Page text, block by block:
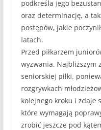
podkreśla jego
oraz determinację, a
postępów, jakie
latach.
Przed piłkarzem
wyzwania. Najbliższym
seniorskiej piłki,
rozgrywkach
kolejnego kroku i zdaje
które wymagają
zrobić jeszcze pod